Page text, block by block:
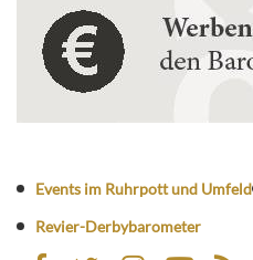
Events im Ruhrpott und Umfeld
Revier-Derbybarometer